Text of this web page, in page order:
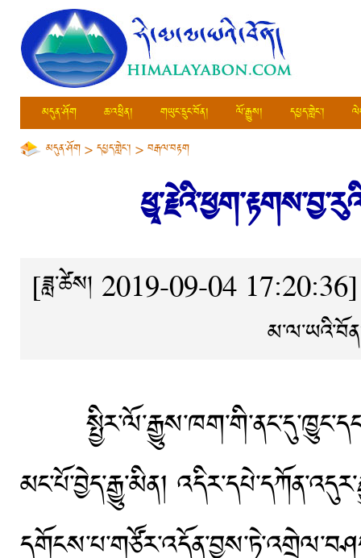
མདུན་ཤོག ཆ་འཕྲིན། གཡུང་དྲུང་བོན། ལོ་རྒྱུས། དཔྱད་གླེང་།
མདུན་ཤོག>དཔྱད་གླེང་། >བརྒལ་བརྟག
[ཟླ་ཚེས། 2019-09-04 17:20:36]
མང་པོ་བྱེད་རྒྱུ་མིན།